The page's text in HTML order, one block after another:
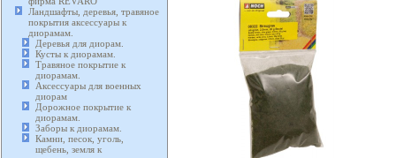
Ландшафты, деревья, травяное
покрытия аксессуары к
диорамам.
Деревья для диорам.
Кусты к диорамам.
Травяное покрытие к
диорамам.
Аксессуары для военных
диорам
Дорожное покрытие к
диорамам.
Заборы к диорамам.
Камни, песок, уголь,
щебень, земля к